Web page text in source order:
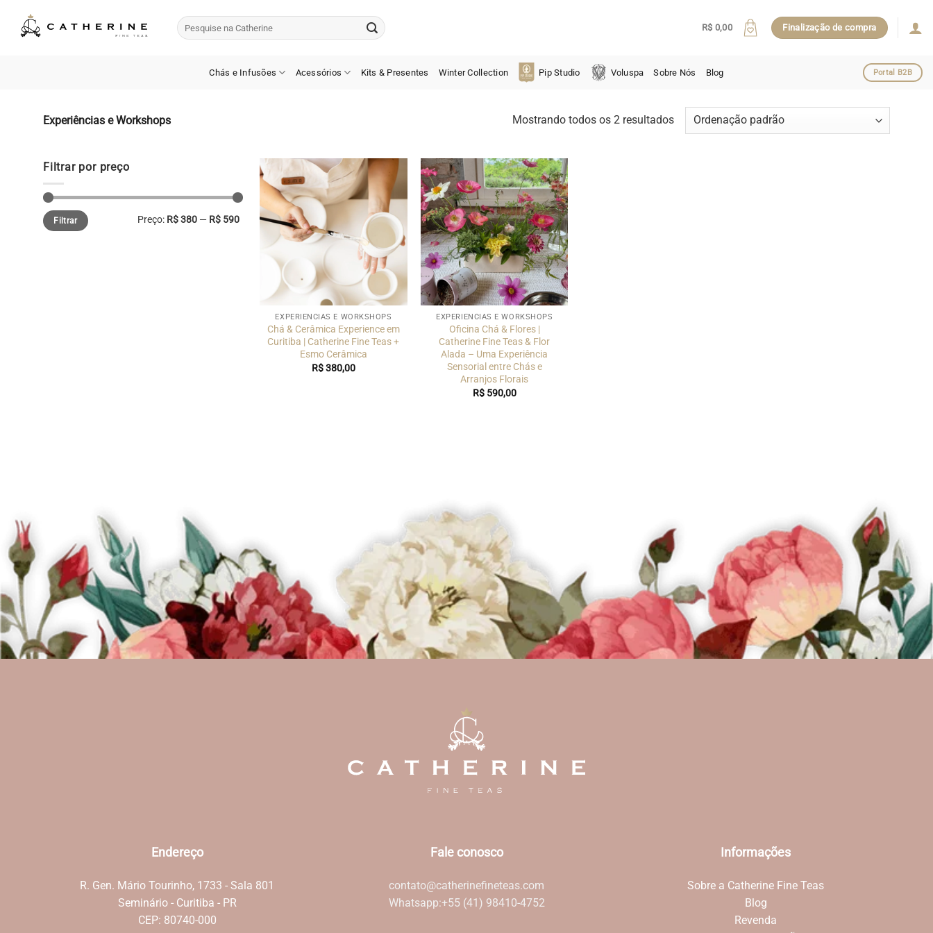
Pesquisar
por:
R$ 0,00 Finalização de compra
Chás e Infusões Acessórios Kits & Presentes Winter Collection Pip Studio Voluspa Sobre Nós Blog Portal B2B
Experiências e Workshops Mostrando todos os 2 resultados
Filtrar por preço
Preço
mínimo
Preço
máximo
Filtrar Preço: R$ 380— R$ 590
EXPERIÊNCIAS E WORKSHOPS
Chá & Cerâmica Experience em
Curitiba | Catherine Fine Teas +
Esmo Cerâmica
R$380,00
EXPERIÊNCIAS E WORKSHOPS
Oficina Chá & Flores |
Catherine Fine Teas & Flor
Alada – Uma Experiência
Sensorial entre Chás e
Arranjos Florais
R$590,00
Endereço
R. Gen. Mário Tourinho, 1733 - Sala 801
Seminário - Curitiba - PR
CEP: 80740-000
Fale conosco
contato@catherinefineteas.com
Whatsapp:+55 (41) 98410-4752
Informações
Sobre a Catherine Fine Teas
Blog
Revenda